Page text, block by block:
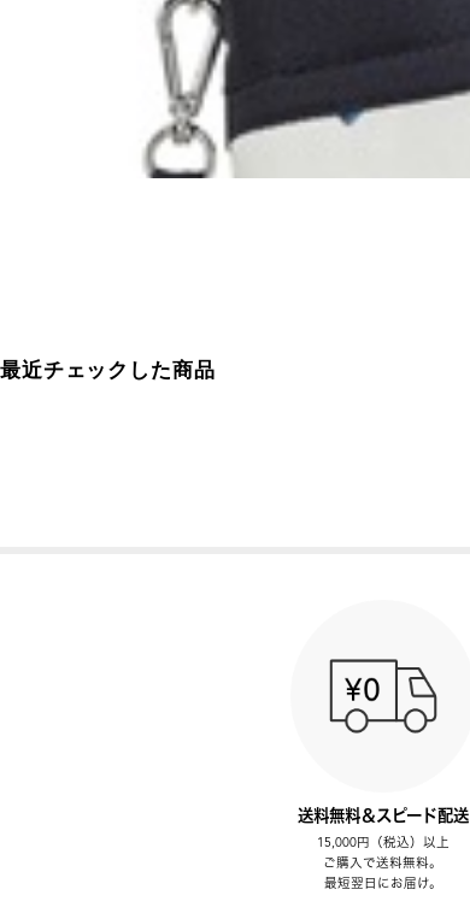
最近チェックした商品
送料無料＆スピード配送
15,000円（税込）以上
ご購入で送料無料。
最短翌日にお届け。